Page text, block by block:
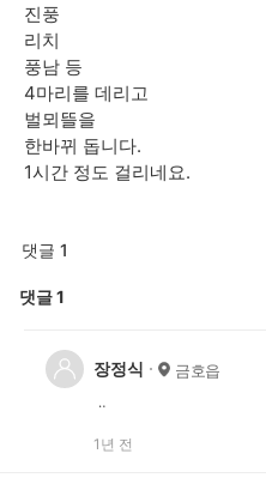
진풍
리치
풍남 등
4마리를 데리고
벌뫼뜰을
한바뀌 돕니다.
1시간 정도 걸리네요.
댓글 1
댓글1
장정식 금호읍
ᆢ
1년 전